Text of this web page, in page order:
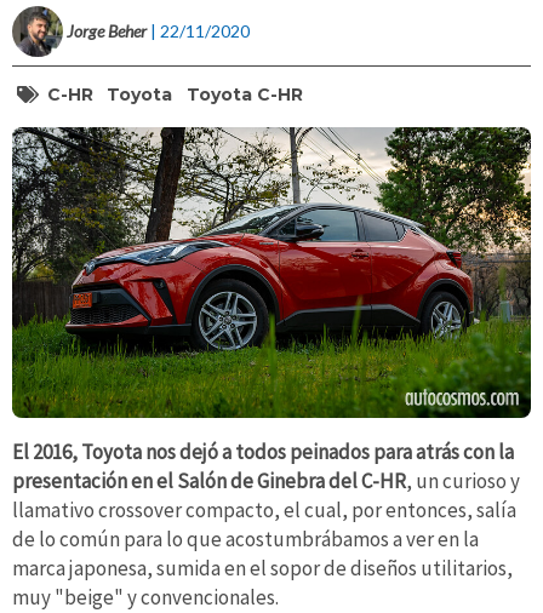
Jorge Beher | 22/11/2020
C-HR Toyota Toyota C-HR
El 2016, Toyota nos dejó a todos peinados para atrás con la
presentación en el Salón de Ginebra del C-HR, un curioso y
llamativo crossover compacto, el cual, por entonces, salía
de lo común para lo que acostumbrábamos a ver en la
marca japonesa, sumida en el sopor de diseños utilitarios,
muy "beige" y convencionales.